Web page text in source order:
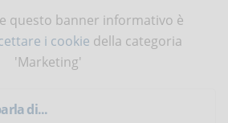
questo banner informativo è
i cookie della categoria
'Marketing'
di...